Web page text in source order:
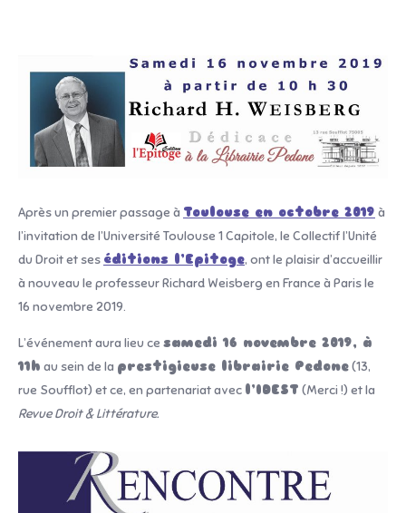
Après un premier passage à Toulouse en octobre 2019 à
l’invitation de l’Université Toulouse 1 Capitole, le Collectif l’Unité
du Droit et ses éditions l’Epitoge, ont le plaisir d’accueillir
à nouveau le professeur Richard Weisberg en France à Paris le
16 novembre 2019.
L’événement aura lieu ce samedi 16 novembre 2019, à
11h au sein de la prestigieuse librairie Pedone(13,
rue Soufflot) et ce, en partenariat avec l’IDEST (Merci !) et la
Revue Droit & Littérature.